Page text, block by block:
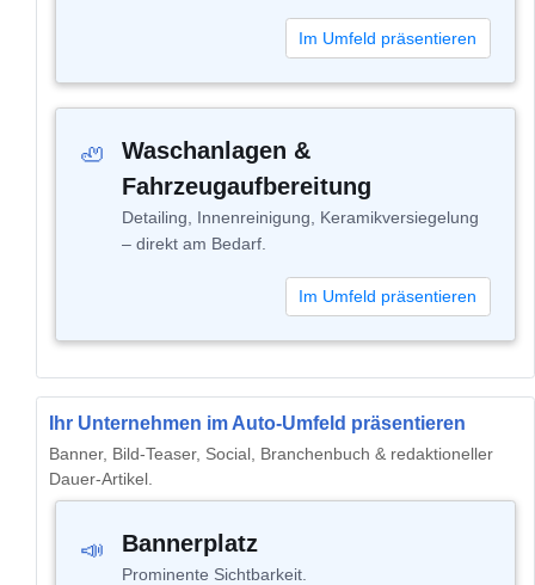
Im Umfeld präsentieren
🦥
Waschanlagen &
Fahrzeugaufbereitung
Detailing, Innenreinigung, Keramikversiegelung
– direkt am Bedarf.
Im Umfeld präsentieren
Ihr Unternehmen im Auto-Umfeld präsentieren
Banner, Bild-Teaser, Social, Branchenbuch & redaktioneller
Dauer-Artikel.
📣 Bannerplatz
Prominente Sichtbarkeit.